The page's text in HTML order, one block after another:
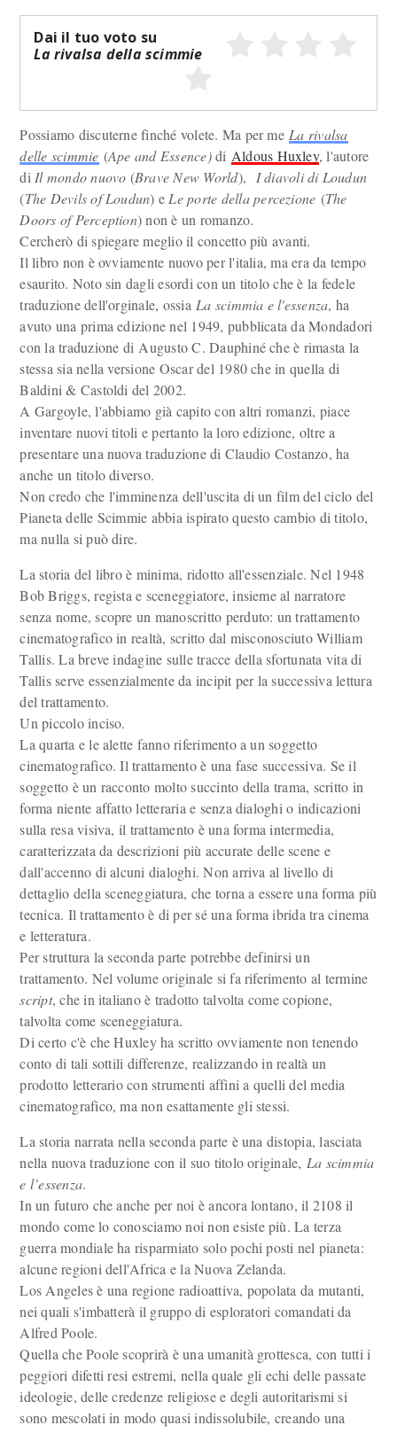
Dai il tuo voto su
La rivalsa della scimmie
Possiamo discuterne finché volete. Ma per me La rivalsa
delle scimmie (Ape and Essence)di Aldous Huxley, l'autore
di Il mondo nuovo (Brave New World),
I diavoli di Loudun
(The Devils of Loudun) e Le porte della percezione (The
Doors of Perception) non è un romanzo.
Cercherò di spiegare meglio il concetto più avanti.
Il libro non è ovviamente nuovo per l'italia, ma era da tempo
esaurito. Noto sin dagli esordi con un titolo che è la fedele
traduzione dell'orginale, ossia La scimmia e l'essenza, ha
avuto una prima edizione nel 1949, pubblicata da Mondadori
con la traduzione di Augusto C. Dauphiné che è rimasta la
stessa sia nella versione Oscar del 1980 che in quella di
Baldini & Castoldi del 2002.
A Gargoyle, l'abbiamo già capito con altri romanzi, piace
inventare nuovi titoli e pertanto la loro edizione, oltre a
presentare una nuova traduzione di Claudio Costanzo, ha
anche un titolo diverso.
Non credo che l'imminenza dell'uscita di un film del ciclo del
Pianeta delle Scimmie abbia ispirato questo cambio di titolo,
ma nulla si può dire.
La storia del libro è minima, ridotto all'essenziale. Nel 1948
Bob Briggs, regista e sceneggiatore, insieme al narratore
senza nome, scopre un manoscritto perduto: un trattamento
cinematografico in realtà, scritto dal misconosciuto William
Tallis. La breve indagine sulle tracce della sfortunata vita di
Tallis serve essenzialmente da incipit per la successiva lettura
del trattamento.
Un piccolo inciso.
La quarta e le alette fanno riferimento a un soggetto
cinematografico. Il trattamento è una fase successiva. Se il
soggetto è un racconto molto succinto della trama, scritto in
forma niente affatto letteraria e senza dialoghi o indicazioni
sulla resa visiva, il trattamento è una forma intermedia,
caratterizzata da descrizioni più accurate delle scene e
dall'accenno di alcuni dialoghi. Non arriva al livello di
dettaglio della sceneggiatura, che torna a essere una forma più
tecnica. Il trattamento è di per sé una forma ibrida tra cinema
e letteratura.
Per struttura la seconda parte potrebbe definirsi un
trattamento. Nel volume originale si fa riferimento al termine
script, che in italiano è tradotto talvolta come copione,
talvolta come sceneggiatura.
Di certo c'è che Huxley ha scritto ovviamente non tenendo
conto di tali sottili differenze, realizzando in realtà un
prodotto letterario con strumenti affini a quelli del media
cinematografico, ma non esattamente gli stessi.
La storia narrata nella seconda parte è una distopia, lasciata
nella nuova traduzione con il suo titolo originale, La scimmia
e l’essenza.
In un futuro che anche per noi è ancora lontano, il 2108 il
mondo come lo conosciamo noi non esiste più. La terza
guerra mondiale ha risparmiato solo pochi posti nel pianeta:
alcune regioni dell'Africa e la Nuova Zelanda.
Los Angeles è una regione radioattiva, popolata da mutanti,
nei quali s'imbatterà il gruppo di esploratori comandati da
Alfred Poole.
Quella che Poole scoprirà è una umanità grottesca, con tutti i
peggiori difetti resi estremi, nella quale gli echi delle passate
ideologie, delle credenze religiose e degli autoritarismi si
sono mescolati in modo quasi indissolubile, creando una